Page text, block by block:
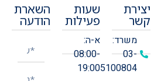
יצירת
קשר
משרד:
03-
5100804
שעות
פעילות
א-ה:
08:00-
19:00
השארת
הודעה